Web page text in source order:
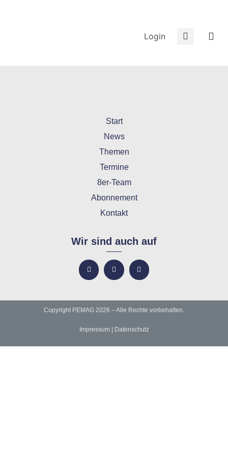
Login
Start
News
Themen
Termine
8er-Team
Abonnement
Kontakt
Wir sind auch auf
Copyright PEMAG 2026 – Alle Rechte vorbehalten.
Impressum| Datenschutz